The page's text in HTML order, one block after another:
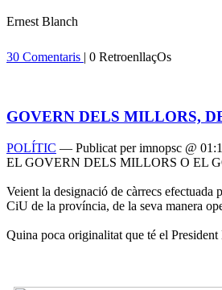
Ernest Blanch
30 Comentaris | 0 RetroenllaçOs
GOVERN DELS MILLORS,
POLÍTIC — Publicat per imnopsc @
EL GOVERN DELS MILLORS O EL
Veient la designació de càrrecs
CiU de la província, de la seva manera
Quina poca originalitat que té el